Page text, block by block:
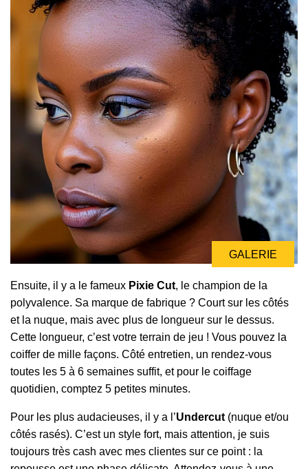
GALERIE
Ensuite, il y a le fameux Pixie Cut, le champion de la
polyvalence. Sa marque de fabrique ? Court sur les côtés
et la nuque, mais avec plus de longueur sur le dessus.
Cette longueur, c’est votre terrain de jeu ! Vous pouvez la
coiffer de mille façons. Côté entretien, un rendez-vous
toutes les 5 à 6 semaines suffit, et pour le coiffage
quotidien, comptez 5 petites minutes.
Pour les plus audacieuses, il y a l’Undercut (nuque et/ou
côtés rasés). C’est un style fort, mais attention, je suis
toujours très cash avec mes clientes sur ce point : la